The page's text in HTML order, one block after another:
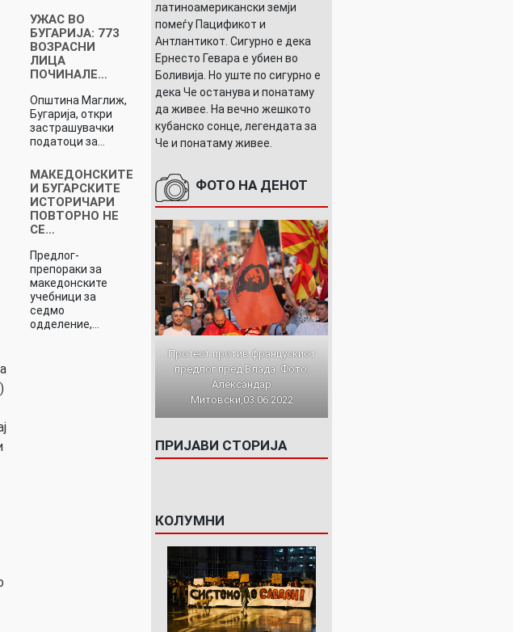
УЖАС ВО
БУГАРИЈА: 773
ВОЗРАСНИ
ЛИЦА
ПОЧИНАЛЕ…
Општина Маглиж,
Бугарија, откри
застрашувачки
податоци за…
МАКЕДОНСКИТЕ
И БУГАРСКИТЕ
ИСТОРИЧАРИ
ПОВТОРНО НЕ
СЕ…
Предлог-
препораки за
македонските
учебници за
седмо
одделение,…
латиноамерикански земји
помеѓу Пацификот и
Антлантикот. Сигурно е дека
Ернесто Гевара е убиен во
Боливија. Но уште по сигурно е
дека Че останува и понатаму
да живее. На вечно жешкото
кубанско сонце, легендата за
Че и понатаму живее.
ФОТО НА ДЕНОТ
Протест против францускиот
предлог пред Влада. Фото:
Александар
Митовски,03.06.2022
ПРИЈАВИ СТОРИЈА
КОЛУМНИ